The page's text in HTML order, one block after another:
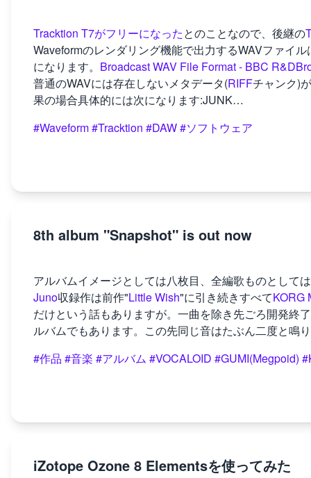
Tracktion T7がフリーになったとのことなので、後継の
Waveformのレンダリング機能で出力するWAVファイ
になります。 Broadcast WAV File Format - BBC R&D
普通のWAVには存在しないメタデータ(RIFFチャンク)
果の場合具体的には次になります:JUNK…
#Waveform#Tracktion #DAW#ソフトウェア
8th album "Snapshot" is out now
アルバムイメージとしては八枚目、全編歌ものとして
Juno収録作は前作"Little Wish"に引き続きすべてKORG
だけという話もありますが。一曲を除き先ごろ開発終
ルバムでもあります。この先同じ音はたぶん二度と鳴
#作品 #音楽 #アルバム #VOCALOID #GUMI(Megpoid)
iZotope Ozone 8 Elementsを使ってみた